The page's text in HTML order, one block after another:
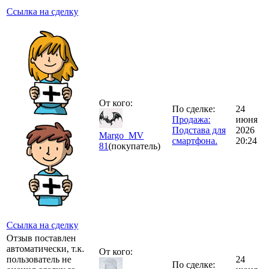
Ссылка на сделку
Ссылка на сделку
От кого:
Margo_MV
81(покупатель)
По сделке:
Продажа:
Подстава для
смартфона.
24
июня
2026
20:24
Отзыв поставлен
автоматически, т.к.
пользователь не
От кого:
По сделке:
24